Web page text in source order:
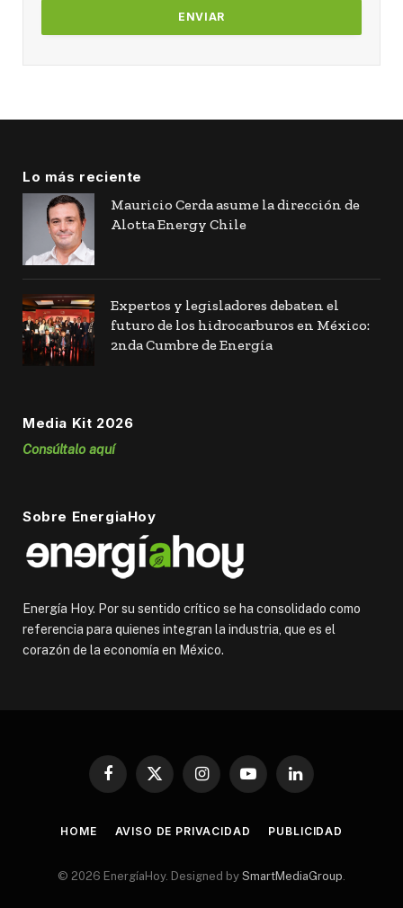
Lo más reciente
Mauricio Cerda asume la dirección de
Alotta Energy Chile
Expertos y legisladores debaten el
futuro de los hidrocarburos en México:
2nda Cumbre de Energía
Media Kit 2026
Consúltalo aquí
Sobre EnergiaHoy
Energía Hoy. Por su sentido crítico se ha consolidado como
referencia para quienes integran la industria, que es el
corazón de la economía en México.
Facebook
X
InstagramYouTubeLinkedIn
HOME AVISO DE PRIVACIDAD PUBLICIDAD
© 2026 EnergíaHoy. Designed by SmartMediaGroup.